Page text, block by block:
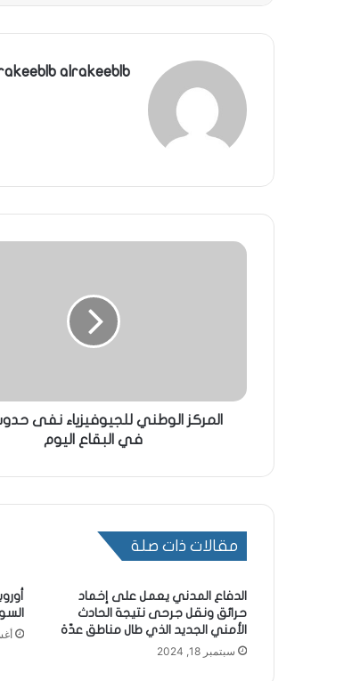
alrakeeblb
المركز الوطني للجيوفيزياء نفى
في البقاع اليوم
مقالات ذات صلة
الدفاع المدني يعمل على إخماد
حرائق ونقل جرحى نتيجة الحادث
الأمني الجديد الذي طال مناطق عدّة
سبتمبر 18, 2024